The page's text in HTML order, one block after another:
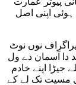
اپنی اصل
نوں نوٹ
اے ( 17: 1) ایہہ محمد دا آسمان دے ول
جیڑا اپنے خادم
مسیت تک لے کے